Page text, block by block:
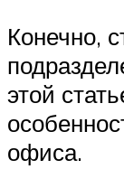
Конечно,
этой
офиса.